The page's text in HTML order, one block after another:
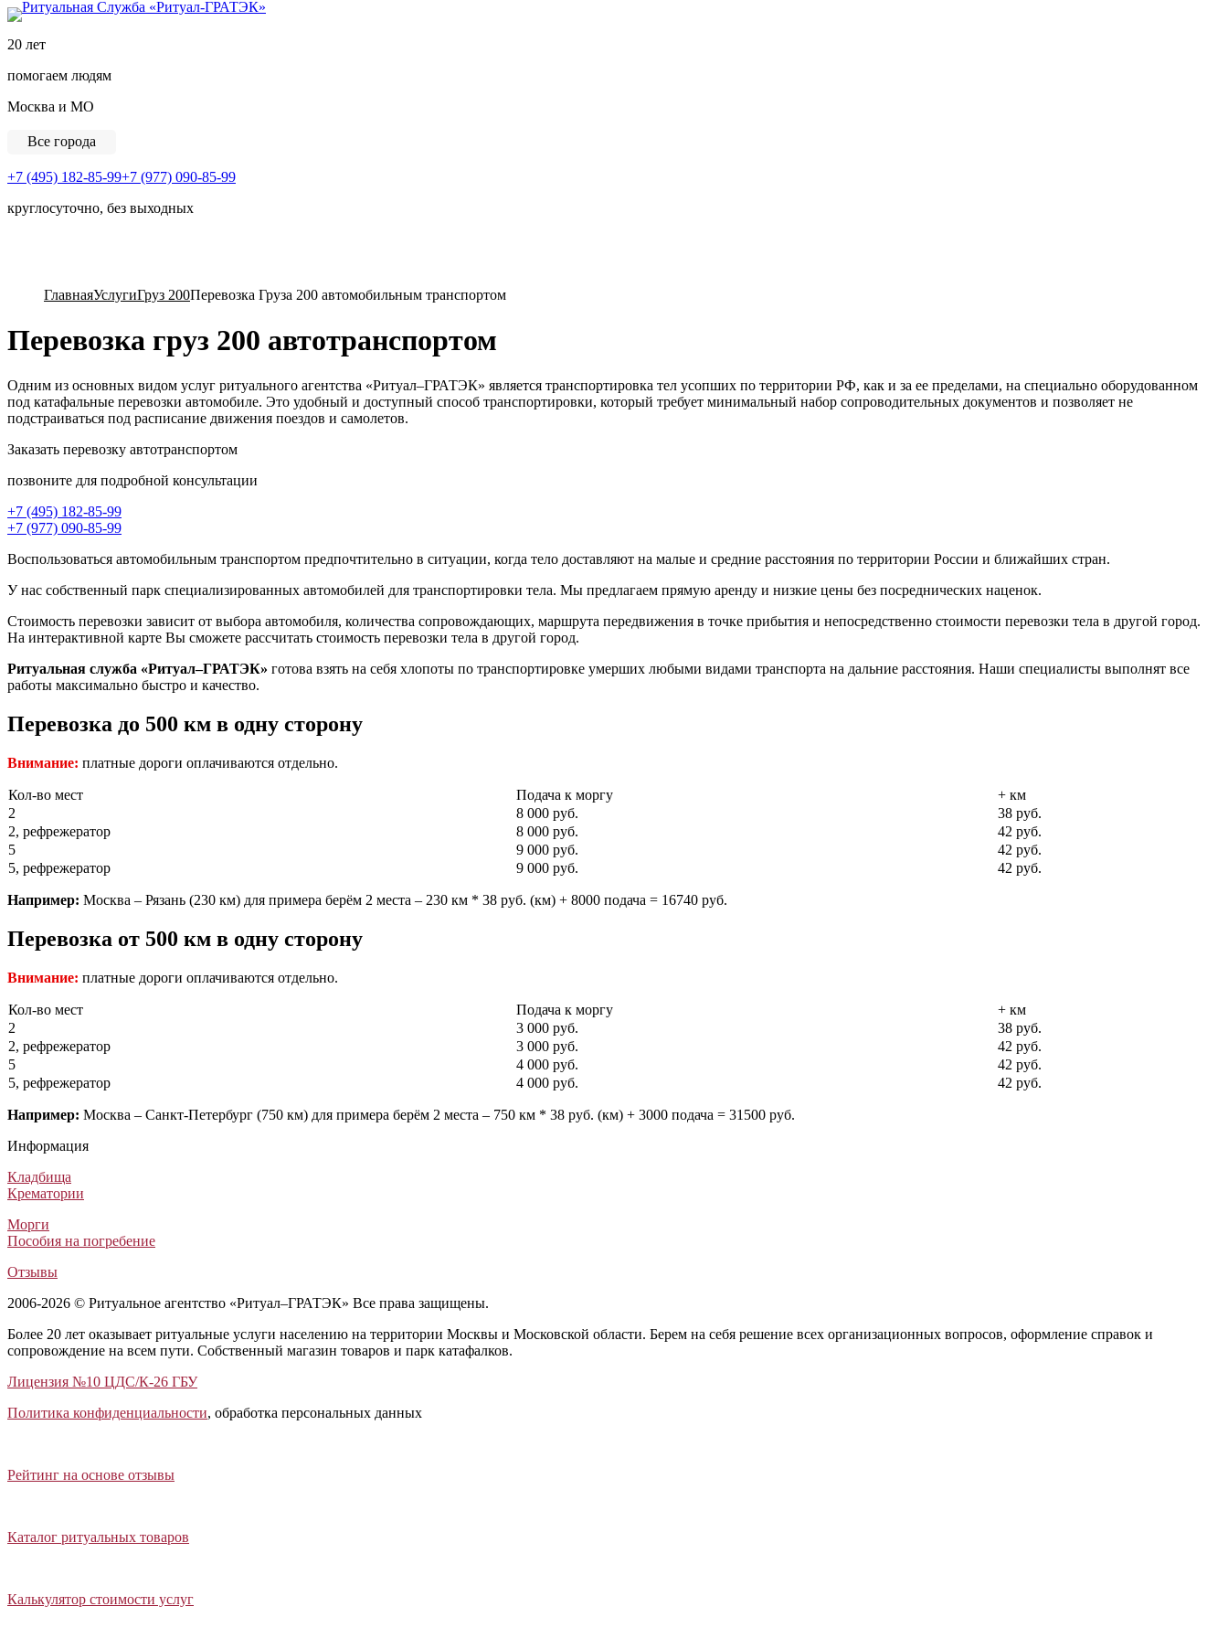
20 лет
помогаем людям
Москва и МО
Все города
+7 (495) 182-85-99+7 (977) 090-85-99
круглосуточно, без выходных
ГлавнаяУслугиГруз 200Перевозка Груза 200 автомобильным транспортом
Перевозка груз 200 автотранспортом
Одним из основных видом услуг ритуального агентства «Ритуал–ГРАТЭК» является транспортировка тел усопших по территории РФ, как и за ее пределами, на специально оборудованном
под катафальные перевозки автомобиле. Это удобный и доступный способ транспортировки, который требует минимальный набор сопроводительных документов и позволяет не
подстраиваться под расписание движения поездов и самолетов.
Заказать перевозку автотранспортом
позвоните для подробной консультации
+7 (495) 182-85-99
+7 (977) 090-85-99
Воспользоваться автомобильным транспортом предпочтительно в ситуации, когда тело доставляют на малые и средние расстояния по территории России и ближайших стран.
У нас собственный парк специализированных автомобилей для транспортировки тела. Мы предлагаем прямую аренду и низкие цены без посреднических наценок.
Стоимость перевозки зависит от выбора автомобиля, количества сопровождающих, маршрута передвижения в точке прибытия и непосредственно стоимости перевозки тела в другой город.
На интерактивной карте Вы сможете рассчитать стоимость перевозки тела в другой город.
Ритуальная служба «Ритуал–ГРАТЭК» готова взять на себя хлопоты по транспортировке умерших любыми видами транспорта на дальние расстояния. Наши специалисты выполнят все
работы максимально быстро и качество.
Перевозка до 500 км в одну сторону
Внимание: платные дороги оплачиваются отдельно.
Кол-во мест Подача к моргу
+ км
2
8 000 руб.
38 руб.
2, рефрежератор
8 000 руб.
42 руб.
5
9 000 руб.
42 руб.
5, рефрежератор
9 000 руб. 42 руб.
Например: Москва – Рязань (230 км) для примера берём 2 места – 230 км * 38 руб. (км) + 8000 подача = 16740 руб.
Перевозка от 500 км в одну сторону
Внимание: платные дороги оплачиваются отдельно.
Кол-во мест Подача к моргу
+ км
2
3 000 руб.
38 руб.
2, рефрежератор
3 000 руб.
42 руб.
5
4 000 руб.
42 руб.
5, рефрежератор
4 000 руб. 42 руб.
Например: Москва – Санкт-Петербург (750 км) для примера берём 2 места – 750 км * 38 руб. (км) + 3000 подача = 31500 руб.
Информация
Кладбища
Крематории
Морги
Пособия на погребение
Отзывы
2006-2026 © Ритуальное агентство «Ритуал–ГРАТЭК» Все права защищены.
Более 20 лет оказывает ритуальные услуги населению на территории Москвы и Московской области. Берем на себя решение всех организационных вопросов, оформление справок и
сопровождение на всем пути. Собственный магазин товаров и парк катафалков.
Лицензия №10 ЦДС/К-26 ГБУ
Политика конфиденциальности, обработка персональных данных
Рейтинг на основе отзывы
Каталог ритуальных товаров
Калькулятор стоимости услуг